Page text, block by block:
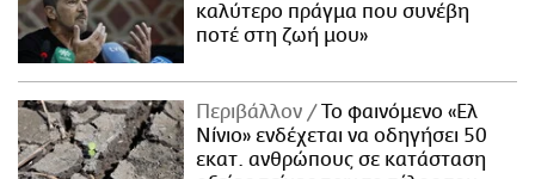
καλύτερο πράγμα που συνέβη
ποτέ στη ζωή μου»
Περιβάλλον
Το φαινόμενο «Ελ
Νίνιο» ενδέχεται να οδηγήσει 50
εκατ. ανθρώπους σε κατάσταση